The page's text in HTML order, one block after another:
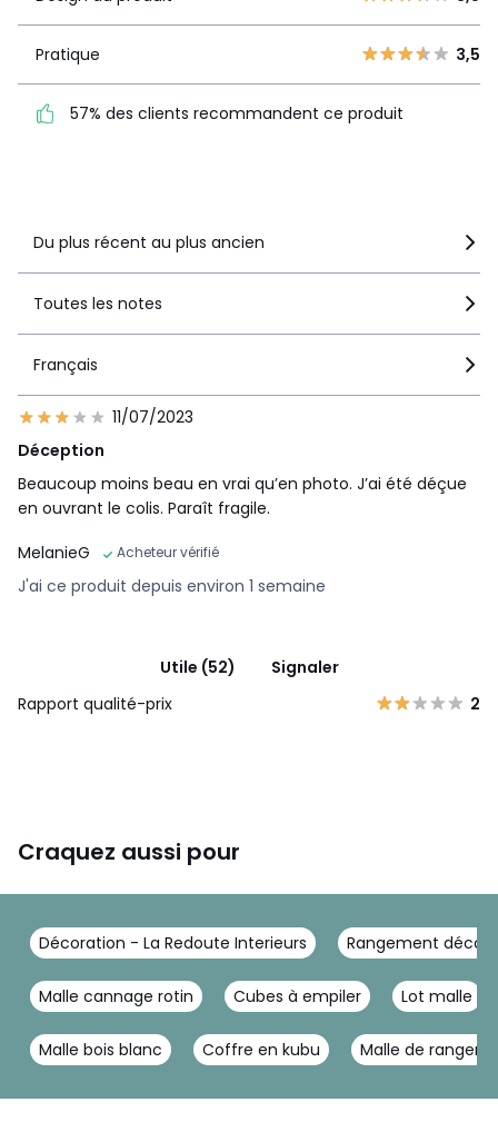
1 2
3,5
recommandent ce produit
Pratique 3,5
57% des clients recommandent ce produit
Du plus récent au plus ancien
Toutes les notes
Français
11/07/2023
Déception
Beaucoup moins beau en vrai qu’en photo. J’ai été déçue
en ouvrant le colis. Paraît fragile.
MelanieG
Acheteur vérifié
J'ai ce produit depuis environ 1 semaine
Utile (52)
Signaler
Rapport qualité-prix
2
Craquez aussi pour
Décoration - La Redoute Interieurs Rangement déco
Malle cannage rotin Cubes à empiler Lot malle
Malle bois blanc Coffre en kubu Malle de